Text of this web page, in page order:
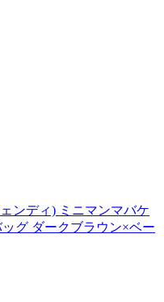
ンディ) ミニマンマバケ
グ ダークブラウン×ベー